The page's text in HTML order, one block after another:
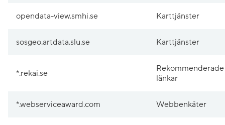
opendata-view.smhi.se Karttjänster
sosgeo.artdata.slu.se Karttjänster
*.rekai.se
Rekommenderade
länkar
*.webserviceaward.com Webbenkäter